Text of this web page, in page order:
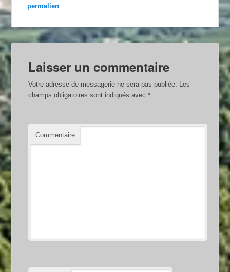
permalien
Laisser un commentaire
Votre adresse de messagerie ne sera pas publiée. Les
champs obligatoires sont indiqués avec*
Commentaire